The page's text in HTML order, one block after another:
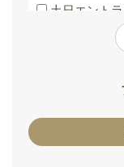
土日エント
バリアフリ